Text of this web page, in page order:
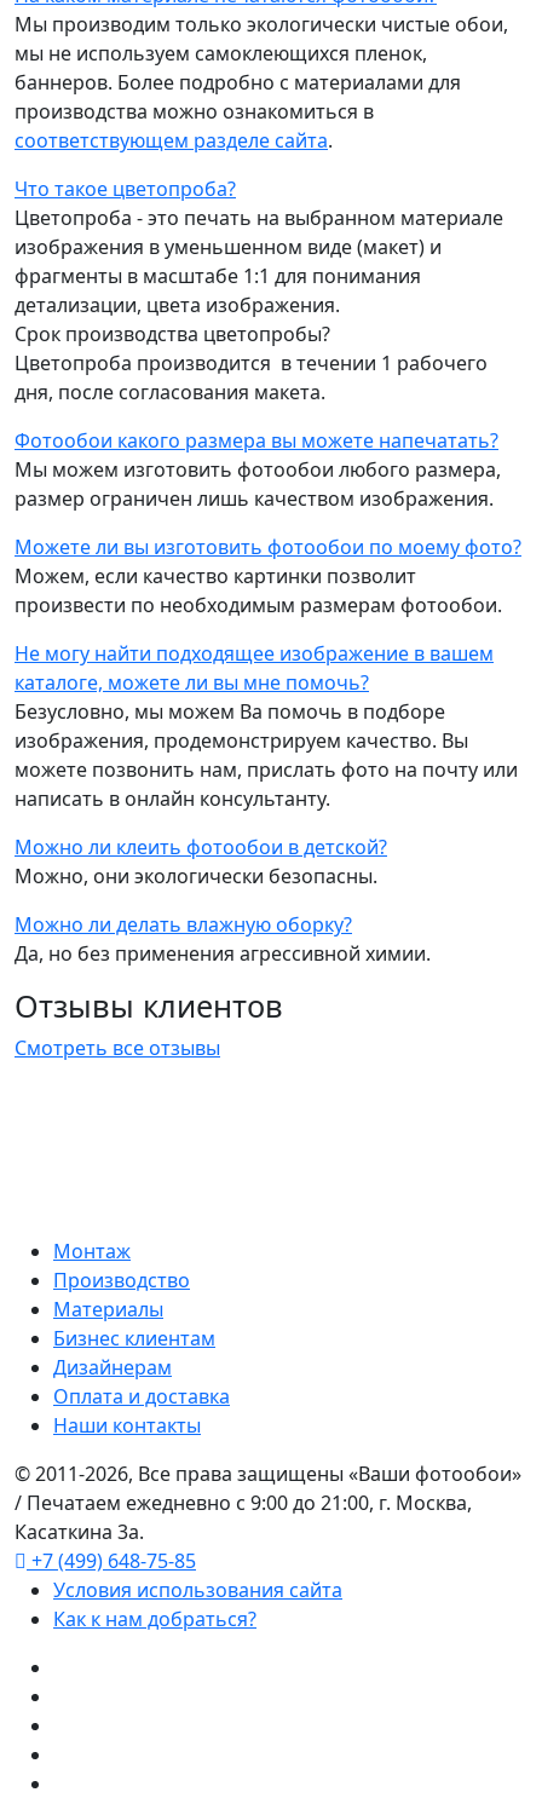
Мы производим только экологически чистые обои,
мы не используем самоклеющихся пленок,
баннеров. Более подробно с материалами для
производства можно ознакомиться в
соответствующем разделе сайта.
Что такое цветопроба?
Цветопроба - это печать на выбранном материале
изображения в уменьшенном виде (макет) и
фрагменты в масштабе 1:1 для понимания
детализации, цвета изображения.
Срок производства цветопробы?
Цветопроба производится в течении 1 рабочего
дня, после согласования макета.
Фотообои какого размера вы можете напечатать?
Мы можем изготовить фотообои любого размера,
размер ограничен лишь качеством изображения.
Можете ли вы изготовить фотообои по моему фото?
Можем, если качество картинки позволит
произвести по необходимым размерам фотообои.
Не могу найти подходящее изображение в вашем
каталоге, можете ли вы мне помочь?
Безусловно, мы можем Ва помочь в подборе
изображения, продемонстрируем качество. Вы
можете позвонить нам, прислать фото на почту или
написать в онлайн консультанту.
Можно ли клеить фотообои в детской?
Можно, они экологически безопасны.
Можно ли делать влажную оборку?
Да, но без применения агрессивной химии.
Отзывы клиентов
Смотреть все отзывы
Монтаж
Производство
Материалы
Бизнес клиентам
Дизайнерам
Оплата и доставка
Наши контакты
© 2011-2026, Все права защищены «Ваши фотообои»
/ Печатаем ежедневно с 9:00 до 21:00, г. Москва,
Касаткина 3а.
+7 (499) 648-75-85
Условия использования сайта
Как к нам добраться?